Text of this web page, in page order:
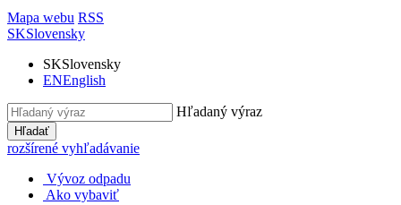
Mapa webu RSS
SKSlovensky
SKSlovensky
ENEnglish
Hľadaný výraz
Hľadať
rozšírené vyhľadávanie
Vývoz odpadu
Ako vybaviť